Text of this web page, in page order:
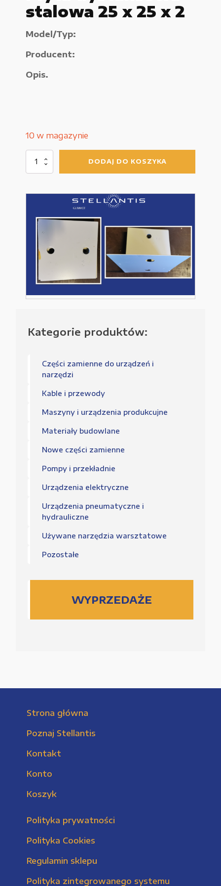
Urządzenia elektryczne
Urządzenia pneumatyczne i hydrauliczne
Używane narzędzia warsztatowe
Pozostałe
WYPRZEDAŻE
Regulamin sklepu
Polityka Prywatności
stalowa 25 x 25 x 2
Model/Typ:
Producent:
Opis.
10 w magazynie
ilość
25
DODAJ DO KOSZYKA
Kategorie produktów:
Części zamienne do urządzeń i
narzędzi
Kable i przewody
Maszyny i urządzenia produkcujne
Materiały budowlane
Nowe części zamienne
Pompy i przekładnie
Urządzenia elektryczne
Urządzenia pneumatyczne i
hydrauliczne
Używane narzędzia warsztatowe
Pozostałe
WYPRZEDAŻE
Strona główna
Poznaj Stellantis
Kontakt
Konto
Koszyk
Polityka prywatności
Polityka Cookies
Regulamin sklepu
Polityka zintegrowanego systemu